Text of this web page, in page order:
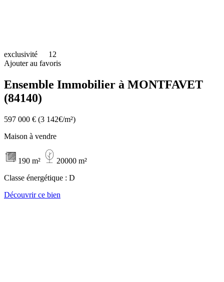
exclusivité
12
Ajouter au favoris
Ensemble Immobilier à MONTFAVET
(84140)
597 000 € (3 142€/m²)
Maison à vendre
190 m²
20000 m²
Classe énergétique : D
Découvrir ce bien